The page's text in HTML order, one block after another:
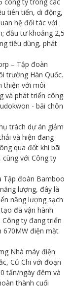
tiên tiến, di động,
hệ đối tác với
đầu tư khoảng 2,5
tiêu dùng, phát
– Tập đoàn
trường Hàn Quốc.
thiện với môi
và phát triển công
- bãi chôn
trách dự án giảm
và hiện đang
qua đốt khí bãi
cùng với Công ty
Tập đoàn Bamboo
lượng, đây là
năng lượng sạch
đã vận hành
Công ty đang triển
670MW điện mặt
Nhà máy điện
Củ Chi với đoạn
tấn/ngày đêm và
thành cuối